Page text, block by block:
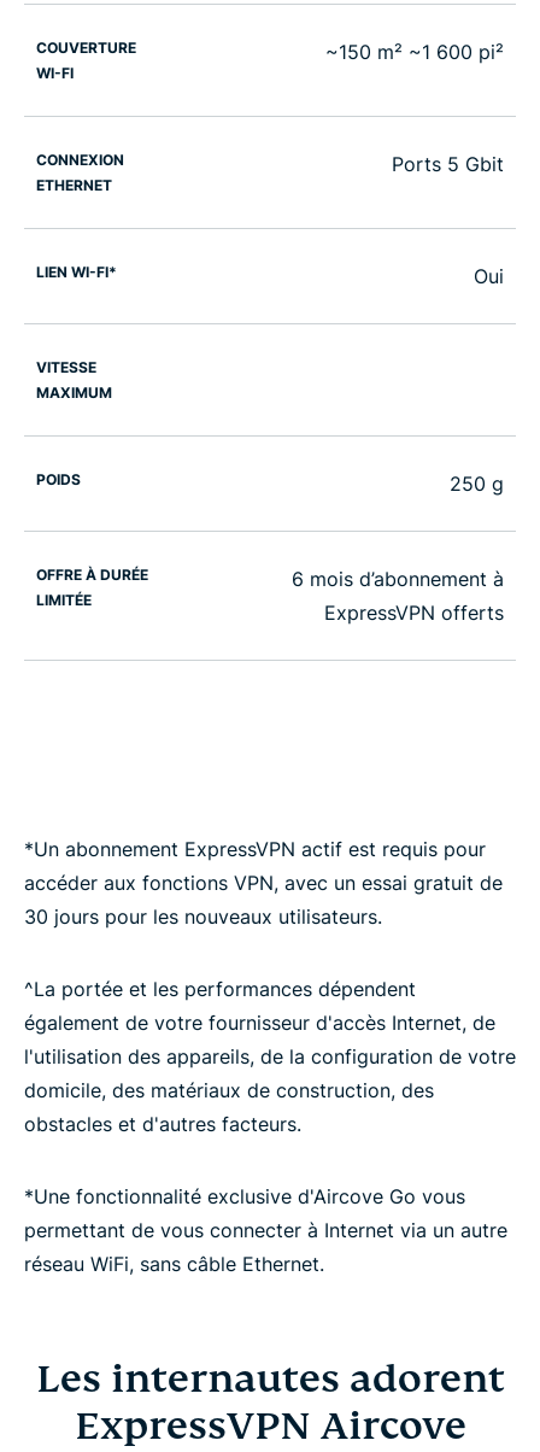
COUVERTURE
WI-FI
~150 m² ~1 600 pi²
CONNEXION
ETHERNET
Ports 5 Gbit
LIEN WI-FI* Oui
VITESSE
MAXIMUM
POIDS 250 g
OFFRE À DURÉE
LIMITÉE
6 mois d’abonnement à
ExpressVPN offerts
*Un abonnement ExpressVPN actif est requis pour
accéder aux fonctions VPN, avec un essai gratuit de
30 jours pour les nouveaux utilisateurs.
^La portée et les performances dépendent
également de votre fournisseur d'accès Internet, de
l'utilisation des appareils, de la configuration de votre
domicile, des matériaux de construction, des
obstacles et d'autres facteurs.
*Une fonctionnalité exclusive d'Aircove Go vous
permettant de vous connecter à Internet via un autre
réseau WiFi, sans câble Ethernet.
Les internautes adorent
ExpressVPN Aircove